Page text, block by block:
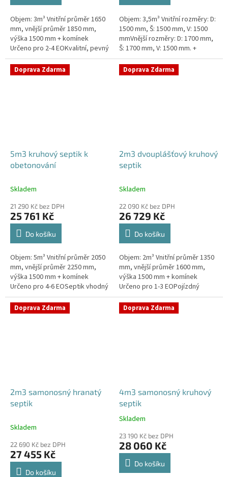
Objem: 3m³ Vnitřní průměr 1650
mm, vnější průměr 1850 mm,
výška 1500 mm + komínek
Určeno pro 2-4 EOKvalitní, pevný
septik bez potřeby
obetonováníPrůměr a pozici
přítoku a...
Objem: 3,5m³ Vnitřní rozměry: D:
1500 mm, Š: 1500 mm, V: 1500
mmVnější rozměry: D: 1700 mm,
Š: 1700 mm, V: 1500 mm. +
komínek Určeno pro 2-4
EOSeptik vhodný pod parkovací
stání,...
Doprava Zdarma
5m3 kruhový septik k
obetonování
Skladem
21 290 Kč bez DPH
25 761 Kč
Do košíku
Objem: 5m³ Vnitřní průměr 2050
mm, vnější průměr 2250 mm,
výška 1500 mm + komínek
Určeno pro 4-6 EOSeptik vhodný
pod parkovací stání,
komunikace a do jílovité
zeminyPrůměr...
Doprava Zdarma
2m3 dvouplášťový kruhový
septik
Skladem
22 090 Kč bez DPH
26 729 Kč
Do košíku
Objem: 2m³ Vnitřní průměr 1350
mm, vnější průměr 1600 mm,
výška 1500 mm + komínek
Určeno pro 1-3 EOPojízdný
septik vhodný do míst s
vysokou hladinou spodní
vodyPrůměr a pozici...
Doprava Zdarma
2m3 samonosný hranatý
septik
Skladem
22 690 Kč bez DPH
27 455 Kč
Do košíku
Doprava Zdarma
4m3 samonosný kruhový
septik
Průměrné
produktu
je
4,3
Skladem
23 190 Kč bez DPH
28 060 Kč
Do košíku